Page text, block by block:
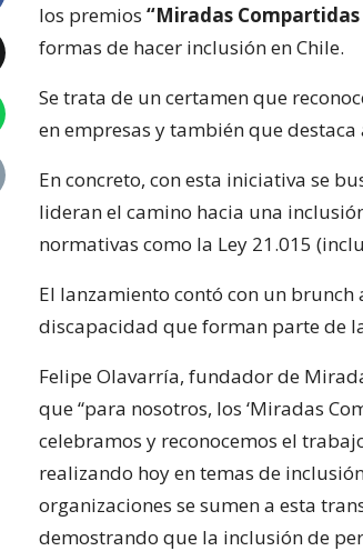
los premios “Miradas Compartidas
formas de hacer inclusión en Chile.
Se trata de un certamen que
en empresas y también que
En concreto, con esta iniciativa se
lideran el camino hacia una
normativas como la Ley 21.015
El lanzamiento contó con un
discapacidad que forman parte de
Felipe Olavarría, fundador de
que “para nosotros, los ‘Miradas
celebramos y reconocemos el
realizando hoy en temas de
organizaciones se sumen a esta
demostrando que la inclusión de